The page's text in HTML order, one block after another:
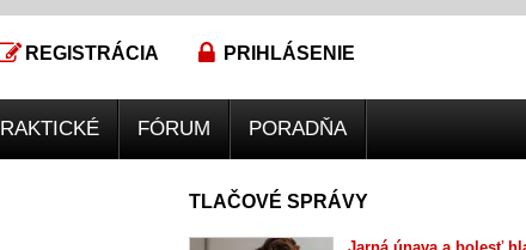
REGISTRÁCIA PRIHLÁSENIE
FÓRUM PORADŇA
TLAČOVÉ SPRÁVY